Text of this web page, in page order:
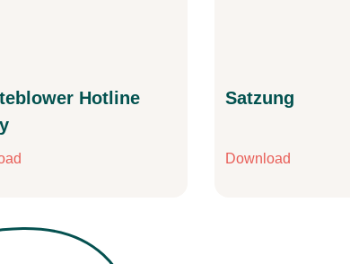
Hotline
Satzung
Download